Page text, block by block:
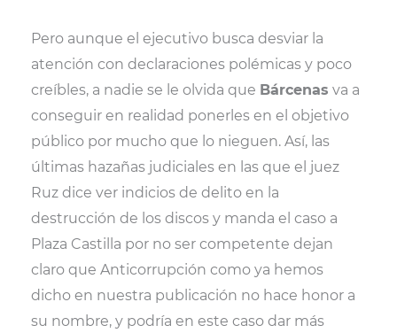
Pero aunque el ejecutivo busca desviar la
atención con declaraciones polémicas y poco
creíbles, a nadie se le olvida que Bárcenas va a
conseguir en realidad ponerles en el objetivo
público por mucho que lo nieguen. Así, las
últimas hazañas judiciales en las que el juez
Ruz dice ver indicios de delito en la
destrucción de los discos y manda el caso a
Plaza Castilla por no ser competente dejan
claro que Anticorrupción como ya hemos
dicho en nuestra publicación no hace honor a
su nombre, y podría en este caso dar más